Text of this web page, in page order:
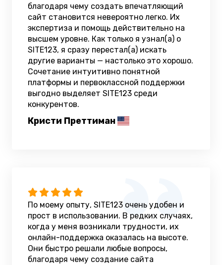
благодаря чему создать впечатляющий
сайт становится невероятно легко. Их
экспертиза и помощь действительно на
высшем уровне. Как только я узнал(а) о
SITE123, я сразу перестал(а) искать
другие варианты — настолько это хорошо.
Сочетание интуитивно понятной
платформы и первоклассной поддержки
выгодно выделяет SITE123 среди
конкурентов.
Кристи Преттиман
По моему опыту, SITE123 очень удобен и
прост в использовании. В редких случаях,
когда у меня возникали трудности, их
онлайн-поддержка оказалась на высоте.
Они быстро решали любые вопросы,
благодаря чему создание сайта